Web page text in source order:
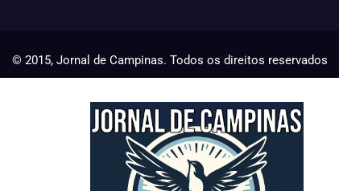
© 2015, Jornal de Campinas. Todos os direitos reservados